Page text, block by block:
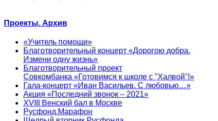
Проекты. Архив
«Учитель помощи»
Благотворительный концерт «Дорогою добра.
Измени одну жизнь»
Благотворительный проект
Совкомбанка «Готовимся к школе с "Халвой"!»
Гала-концерт «Иван Васильев. С любовью…»
Акция «Последний звонок – 2021»
XVIII Венский бал в Москве
Русфонд.Марафон